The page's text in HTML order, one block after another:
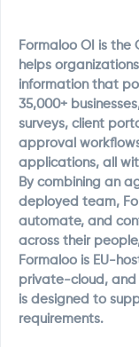
Formaloo OI is
helps
information that
35,000+
surveys, client
approval
applications, all
By combining an
deployed team,
automate, and
across their
Formaloo is EU-
private-cloud, and
is designed to
requirements.